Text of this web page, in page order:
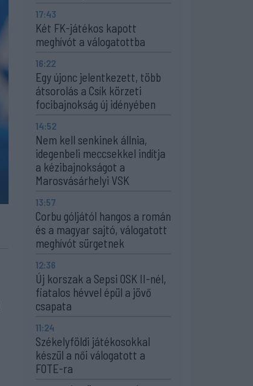
17:43
Két FK-játékos kapott
meghívót a válogatottba
16:22
Egy újonc jelentkezett, több
átsorolás a Csík körzeti
focibajnokság új idényében
14:52
Nem kell senkinek állnia,
idegenbeli meccsekkel indítja
a kézibajnokságot a
Marosvásárhelyi VSK
13:57
Corbu góljától hangos a román
és a magyar sajtó, válogatott
meghívót sürgetnek
12:36
Új korszak a Sepsi OSK II-nél,
fiatalos hévvel épül a jövő
csapata
11:24
Székelyföldi játékosokkal
készül a női válogatott a
FOTE-ra